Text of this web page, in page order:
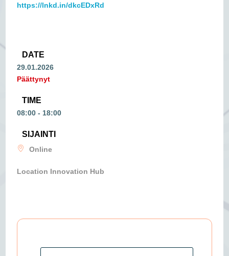
https://lnkd.in/dkcEDxRd
DATE
29.01.2026
Päättynyt
TIME
08:00 - 18:00
SIJAINTI
Online
Location Innovation Hub